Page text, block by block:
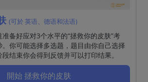
(可於 英语、德语和法语)
备好应对3个水平的“拯救你的皮肤”考
你可能选择多选题，题目由你自己选择
结束你会得到反馈并可以打印结果。
開始 拯救你的皮肤